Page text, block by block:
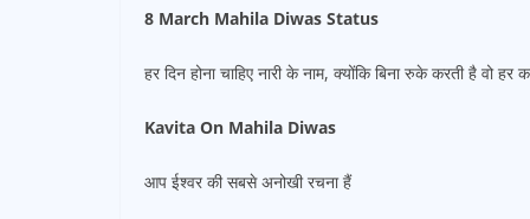
8 March Mahila Diwas Status
हर दिन होना चाहिए नारी के नाम, क्योंकि बिना रुके करती है वो हर
Kavita On Mahila Diwas
आप ईश्वर की सबसे अनोखी रचना हैं